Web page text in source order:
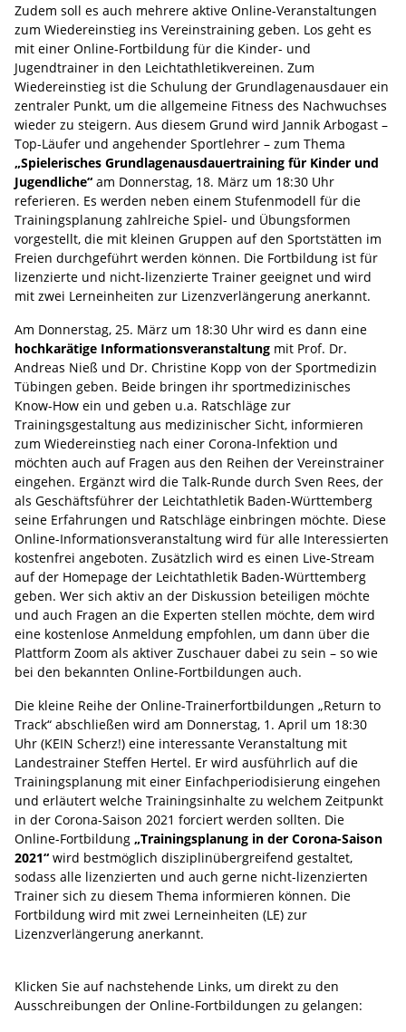
Zudem soll es auch mehrere aktive Online-Veranstaltungen
zum Wiedereinstieg ins Vereinstraining geben. Los geht es
mit einer Online-Fortbildung für die Kinder- und
Jugendtrainer in den Leichtathletikvereinen. Zum
Wiedereinstieg ist die Schulung der Grundlagenausdauer ein
zentraler Punkt, um die allgemeine Fitness des Nachwuchses
wieder zu steigern. Aus diesem Grund wird Jannik Arbogast –
Top-Läufer und angehender Sportlehrer – zum Thema
„Spielerisches Grundlagenausdauertraining für Kinder und
Jugendliche“ am Donnerstag, 18. März um 18:30 Uhr
referieren. Es werden neben einem Stufenmodell für die
Trainingsplanung zahlreiche Spiel- und Übungsformen
vorgestellt, die mit kleinen Gruppen auf den Sportstätten im
Freien durchgeführt werden können. Die Fortbildung ist für
lizenzierte und nicht-lizenzierte Trainer geeignet und wird
mit zwei Lerneinheiten zur Lizenzverlängerung anerkannt.
Am Donnerstag, 25. März um 18:30 Uhr wird es dann eine
hochkarätige Informationsveranstaltung mit Prof. Dr.
Andreas Nieß und Dr. Christine Kopp von der Sportmedizin
Tübingen geben. Beide bringen ihr sportmedizinisches
Know-How ein und geben u.a. Ratschläge zur
Trainingsgestaltung aus medizinischer Sicht, informieren
zum Wiedereinstieg nach einer Corona-Infektion und
möchten auch auf Fragen aus den Reihen der Vereinstrainer
eingehen. Ergänzt wird die Talk-Runde durch Sven Rees, der
als Geschäftsführer der Leichtathletik Baden-Württemberg
seine Erfahrungen und Ratschläge einbringen möchte. Diese
Online-Informationsveranstaltung wird für alle Interessierten
kostenfrei angeboten. Zusätzlich wird es einen Live-Stream
auf der Homepage der Leichtathletik Baden-Württemberg
geben. Wer sich aktiv an der Diskussion beteiligen möchte
und auch Fragen an die Experten stellen möchte, dem wird
eine kostenlose Anmeldung empfohlen, um dann über die
Plattform Zoom als aktiver Zuschauer dabei zu sein – so wie
bei den bekannten Online-Fortbildungen auch.
Die kleine Reihe der Online-Trainerfortbildungen „Return to
Track“ abschließen wird am Donnerstag, 1. April um 18:30
Uhr (KEIN Scherz!) eine interessante Veranstaltung mit
Landestrainer Steffen Hertel. Er wird ausführlich auf die
Trainingsplanung mit einer Einfachperiodisierung eingehen
und erläutert welche Trainingsinhalte zu welchem Zeitpunkt
in der Corona-Saison 2021 forciert werden sollten. Die
Online-Fortbildung „Trainingsplanung in der Corona-Saison
2021“ wird bestmöglich disziplinübergreifend gestaltet,
sodass alle lizenzierten und auch gerne nicht-lizenzierten
Trainer sich zu diesem Thema informieren können. Die
Fortbildung wird mit zwei Lerneinheiten (LE) zur
Lizenzverlängerung anerkannt.
Klicken Sie auf nachstehende Links, um direkt zu den
Ausschreibungen der Online-Fortbildungen zu gelangen: